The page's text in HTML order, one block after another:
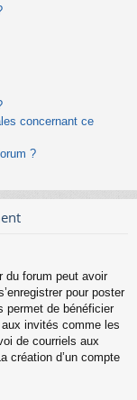
concernant ce
?
du forum peut avoir
pour poster
permet de bénéficier
invités comme les
de courriels aux
création d’un compte